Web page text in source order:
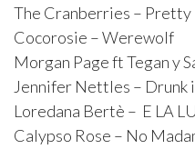
The Cranberries – Pretty
Cocorosie – Werewolf
Morgan Page ft Tegan y
Jennifer Nettles – Drunk
Loredana Bertè – E LA
Calypso Rose – No